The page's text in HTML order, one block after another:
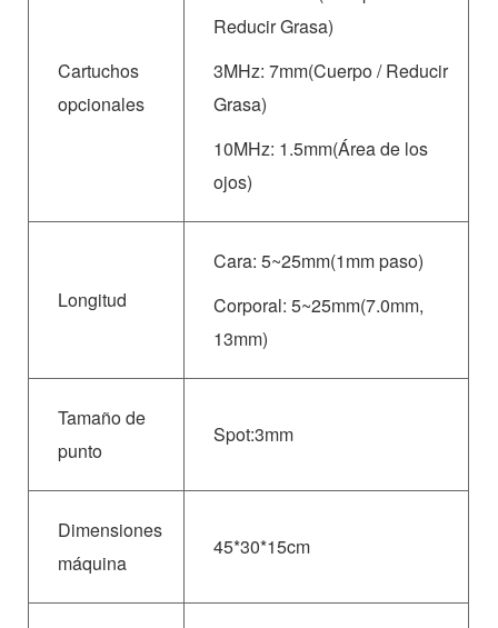
Cartuchos
opcionales
Reducir Grasa)
3MHz: 7mm(Cuerpo / Reducir
Grasa)
10MHz: 1.5mm(Área de los
ojos)
Longitud
Cara: 5~25mm(1mm paso)
Corporal: 5~25mm(7.0mm,
13mm)
Tamaño de
punto
Spot:3mm
Dimensiones
máquina
45*30*15cm